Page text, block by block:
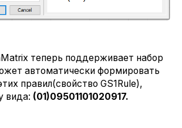
теперь поддерживает набор
автоматически формировать
правил(свойство GS1Rule),
вида: (01)09501101020917.